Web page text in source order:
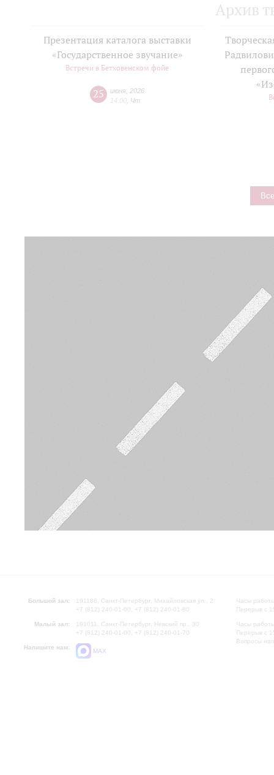
Архив
Презентация каталога выставки
«Государственное звучание»
Встречи в Бетховенском фойе
25 июня 2026
14:00 Чт
Большой зал:
191186, Санкт-Петербург, Михайловская ул., 2
+7 (812) 240-01-00, +7 (812) 240-01-80
Малый зал:
191011, Санкт-Петербург, Невский пр., 30
+7 (812) 240-01-00, +7 (812) 240-01-70
Напишите нам:
MAX
Часы
Перерыв с
Часы
Перерыв с
Вопросы